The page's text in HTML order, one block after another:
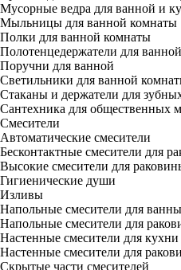
Мусорные ведра для ванной и
Мыльницы для ванной комнаты
Полки для ванной комнаты
Полотенцедержатели для
Поручни для ванной
Светильники для ванной
Стаканы и держатели для
Сантехника для общественных
Смесители
Автоматические смесители
Бесконтактные смесители для
Высокие смесители для
Гигиенические души
Изливы
Напольные смесители для ванны
Напольные смесители для
Настенные смесители для кухни
Настенные смесители для
Скрытые части смесителей